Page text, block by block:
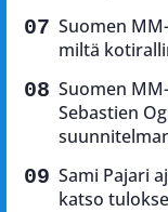
Suomen
miltä
Suomen
Sebastien
Sami Pajari
katso